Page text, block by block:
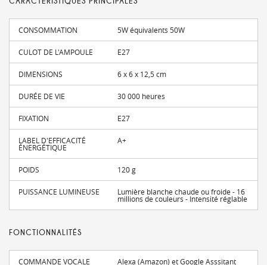
CONSOMMATION 5W équivalents 50W
CULOT DE L'AMPOULE E27
DIMENSIONS 6 x 6 x 12,5 cm
DURÉE DE VIE 30 000 heures
FIXATION E27
LABEL D'EFFICACITÉ
ÉNERGÉTIQUE
A+
POIDS 120 g
PUISSANCE LUMINEUSE Lumière blanche chaude ou froide - 16
millions de couleurs - Intensité réglable
FONCTIONNALITÉS
COMMANDE VOCALE Alexa (Amazon) et Google Asssitant